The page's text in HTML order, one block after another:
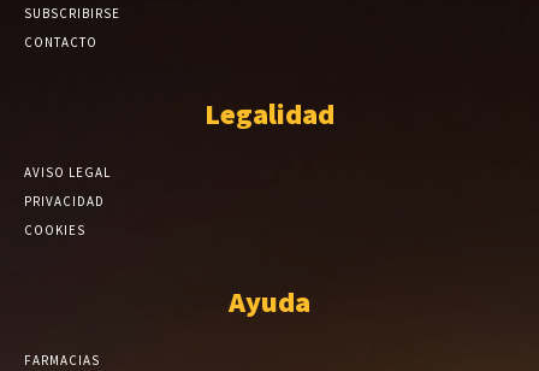
SUBSCRIBIRSE
CONTACTO
Legalidad
AVISO LEGAL
PRIVACIDAD
COOKIES
Ayuda
FARMACIAS